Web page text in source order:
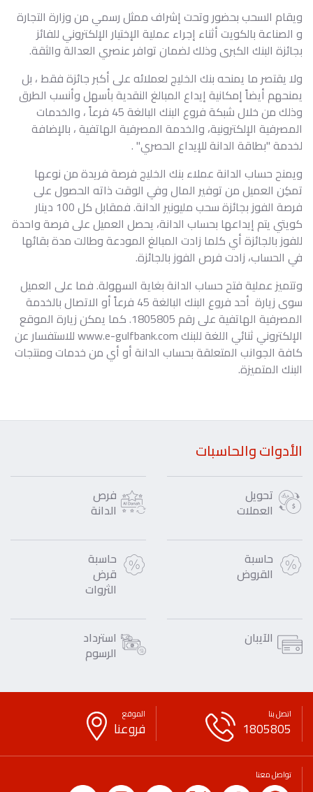
ويقام السحب بحضور وتحت إشراف ممثل رسمي من وزارة التجارة
و الصناعة بالكويت أثناء إجراء عملية الإختيار الإلكتروني للفائز
بجائزة البنك الكبرى وذلك لضمان توافر عنصري العدالة والثقة.
ولا يقتصر ما يمنحه بنك الخليج لعملائه على أكبر جائزة فقط ، بل
يمنحهم أيضاً إمكانية إيداع المبالغ النقدية بأسهل وأنسب الطرق
وذلك من خلال شبكة فروع البنك البالغة 45 فرعاً ، والخدمات
المصرفية الإلكترونية، والخدمة المصرفية الهاتفية ، بالإضافة
لخدمة "بطاقة الدانة للإيداع الحصري" .
ويمنح حساب الدانة عملاء بنك الخليج فرصة فريدة من نوعها
تمكِن العميل من توفير المال وفي الوقت ذاته الحصول على
فرصة الفوز بجائزة سحب مليونير الدانة. فمقابل كل 100 دينار
كويتي يتم إيداعها بحساب الدانة، يحصل العميل على فرصة واحدة
للفوز بالجائزة أي كلما زادت المبالغ المودعة وطالت مدة بقائها
في الحساب، زادت فرص الفوز بالجائزة.
وتتميز عملية فتح حساب الدانة بغاية السهولة. فما على العميل
سوى زيارة أحد فروع البنك البالغة 45 فرعاً أو الاتصال بالخدمة
المصرفية الهاتفية على رقم 1805805. كما يمكن زيارة الموقع
الإلكتروني ثنائي اللغة للبنك www.e-gulfbank.com للاستفسار عن
كافة الجوانب المتعلقة بحساب الدانة أو أي من خدمات ومنتجات
البنك المتميزة.
الأدوات والحاسبات
تحويل
العملات
فرص
الدانة
حاسبة
القروض
حاسبة
قرض
الثروات
الآيبان استرداد
الرسوم
اتصل بنا
1805805
الموقع
فروعنا
تواصل معنا